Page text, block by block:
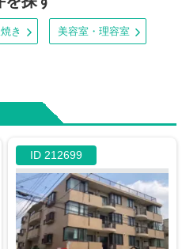
き 美容室・理容室
ID 212699